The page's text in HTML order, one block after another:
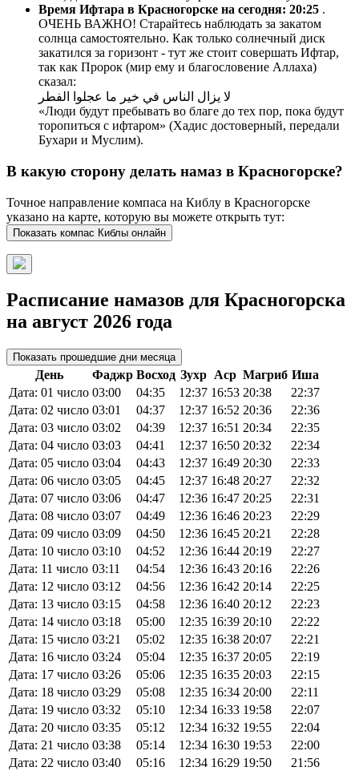
Время Ифтара в Красногорске на сегодня: 20:25 .
ОЧЕНЬ ВАЖНО! Старайтесь наблюдать за закатом
солнца самостоятельно. Как только солнечный диск
закатился за горизонт - тут же стоит совершать Ифтар,
так как Пророк (мир ему и благословение Аллаха)
сказал:
لا يزال الناس في خير ما عجلوا الفطر
«Люди будут пребывать во благе до тех пор, пока будут
торопиться с ифтаром» (Хадис достоверный, передали
Бухари и Муслим).
В какую сторону делать намаз в Красногорске?
Точное направление компаса на Киблу в Красногорске
указано на карте, которую вы можете открыть тут:
Показать компас Киблы онлайн
Расписание намазов для Красногорска
на август 2026 года
Показать прошедшие дни месяца
День Фаджр Восход Зухр Аср Магриб Иша
Дата: 01 число 03:00 04:35 12:37 16:53 20:38
22:37
Дата: 02 число 03:01 04:37 12:37 16:52 20:36
22:36
Дата: 03 число 03:02 04:39 12:37 16:51 20:34
22:35
Дата: 04 число 03:03 04:41 12:37 16:50 20:32
22:34
Дата: 05 число 03:04 04:43 12:37 16:49 20:30
22:33
Дата: 06 число 03:05 04:45 12:37 16:48 20:27
22:32
Дата: 07 число 03:06 04:47 12:36 16:47 20:25
22:31
Дата: 08 число 03:07 04:49 12:36 16:46 20:23
22:29
Дата: 09 число 03:09 04:50 12:36 16:45 20:21
22:28
Дата: 10 число 03:10 04:52 12:36 16:44 20:19
22:27
Дата: 11 число 03:11 04:54 12:36 16:43 20:16
22:26
Дата: 12 число 03:12 04:56 12:36 16:42 20:14
22:25
Дата: 13 число 03:15 04:58 12:36 16:40 20:12
22:23
Дата: 14 число 03:18 05:00 12:35 16:39 20:10
22:22
Дата: 15 число 03:21 05:02 12:35 16:38 20:07
22:21
Дата: 16 число 03:24 05:04 12:35 16:37 20:05
22:19
Дата: 17 число 03:26 05:06 12:35 16:35 20:03
22:15
Дата: 18 число 03:29 05:08 12:35 16:34 20:00
22:11
Дата: 19 число 03:32 05:10 12:34 16:33 19:58
22:07
Дата: 20 число 03:35 05:12 12:34 16:32 19:55
22:04
Дата: 21 число 03:38 05:14 12:34 16:30 19:53
22:00
Дата: 22 число 03:40 05:16 12:34 16:29 19:50
21:56